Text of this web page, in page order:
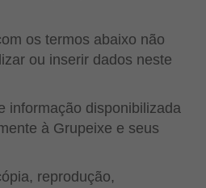
os termos abaixo não
ou inserir dados neste
informação disponibilizada
à Grupeixe e seus
reprodução,